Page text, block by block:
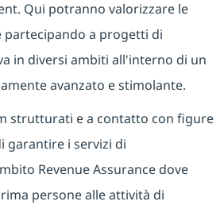
Qui potranno valorizzare le
partecipando a progetti di
in diversi ambiti all'interno di un
avanzato e stimolante.
strutturati e a contatto con figure
garantire i servizi di
Revenue Assurance dove
persone alle attività di